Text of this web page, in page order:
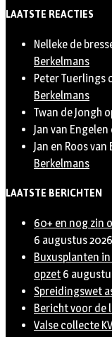
LAATSTE REACTIES
Nelleke de
Berkelmans
Peter Tuerlings
Berkelmans
Twan de Jongh
Jan van Engelen
Jan en Roos van
Berkelmans
LAATSTE BERICHTEN
60+ en nog zin
6 augustus 2026
Buxusplanten
opzet 6
Spreidingswet
Bericht voor de
Valse collecte